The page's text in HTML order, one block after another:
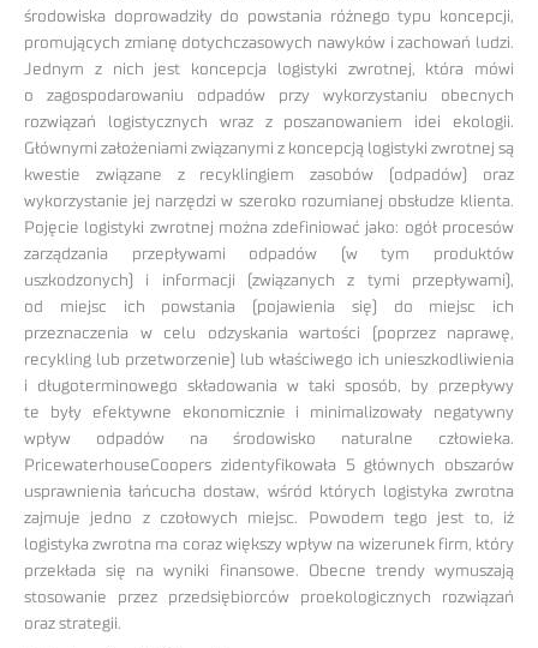
środowiska doprowadziły do powstania różnego typu koncepcji,
promujących zmianę dotychczasowych nawyków i zachowań ludzi.
Jednym z nich jest koncepcja logistyki zwrotnej, która mówi
o zagospodarowaniu odpadów przy wykorzystaniu obecnych
rozwiązań logistycznych wraz z poszanowaniem idei ekologii.
Głównymi założeniami związanymi z koncepcją logistyki zwrotnej są
kwestie związane z recyklingiem zasobów (odpadów) oraz
wykorzystanie jej narzędzi w szeroko rozumianej obsłudze klienta.
Pojęcie logistyki zwrotnej można zdefiniować jako: ogół procesów
zarządzania przepływami odpadów (w tym produktów
uszkodzonych) i informacji (związanych z tymi przepływami),
od miejsc ich powstania (pojawienia się) do miejsc ich
przeznaczenia w celu odzyskania wartości (poprzez naprawę,
recykling lub przetworzenie) lub właściwego ich unieszkodliwienia
i długoterminowego składowania w taki sposób, by przepływy
te były efektywne ekonomicznie i minimalizowały negatywny
wpływ odpadów na środowisko naturalne człowieka.
PricewaterhouseCoopers zidentyfikowała 5 głównych obszarów
usprawnienia łańcucha dostaw, wśród których logistyka zwrotna
zajmuje jedno z czołowych miejsc. Powodem tego jest to, iż
logistyka zwrotna ma coraz większy wpływ na wizerunek firm, który
przekłada się na wyniki finansowe. Obecne trendy wymuszają
stosowanie przez przedsiębiorców proekologicznych rozwiązań
oraz strategii.